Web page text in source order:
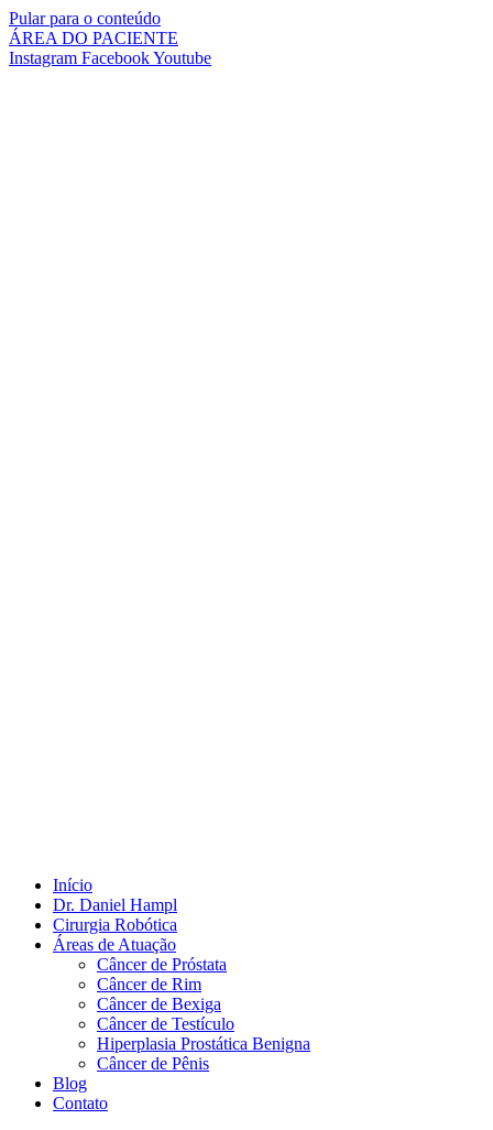
Pular para o conteúdo
ÁREA DO PACIENTE
Instagram FacebookYoutube
Início
Dr. Daniel Hampl
Cirurgia Robótica
Áreas de Atuação
Câncer de Próstata
Câncer de Rim
Câncer de Bexiga
Câncer de Testículo
Hiperplasia Prostática Benigna
Câncer de Pênis
Blog
Contato